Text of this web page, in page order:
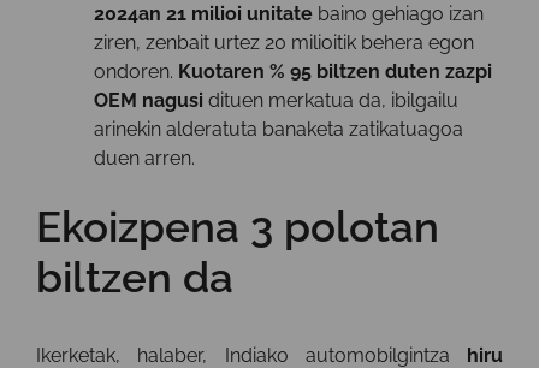
2024an 21 milioi unitate baino gehiago izan
ziren, zenbait urtez 20 milioitik behera egon
ondoren. Kuotaren % 95 biltzen duten zazpi
OEM nagusi dituen merkatua da, ibilgailu
arinekin alderatuta banaketa zatikatuagoa
duen arren.
Ekoizpena 3 polotan
biltzen da
Ikerketak, halaber, Indiako automobilgintza hiru